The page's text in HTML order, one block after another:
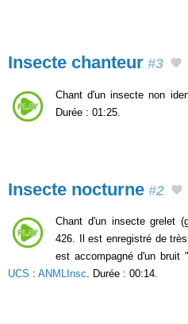
Insecte chanteur #3
Chant d'un insecte non
Durée : 01:25.
Insecte nocturne #2
Chant d'un insecte grelet
426. Il est enregistré de
est accompagné d'un bruit
UCS : ANMLInsc. Durée : 00:14.